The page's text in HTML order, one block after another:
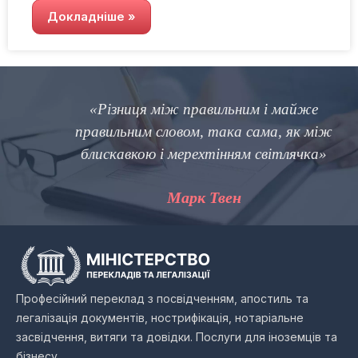
Докладніше »
«Різниця між правильним і майже
правильним словом, така сама, як між
блискавкою і мерехтінням світлячка»
Марк Твен
Професійний переклад з посвідченням, апостиль та
легалізація документів, нострифікація, нотаріальне
засвідчення, витяги та довідки. Послуги для іноземців та